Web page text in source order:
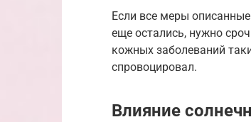
Если все меры
еще остались, нужно
кожных заболеваний
спровоцировал.
Влияние